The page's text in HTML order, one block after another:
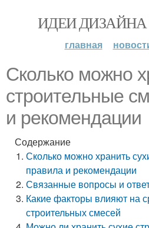
ИДЕИ ДИЗАЙНА
главная
Сколько можно
строительные
и рекомендации
Содержание
Сколько можно хранить
правила и рекомендации
Связанные вопросы и
Какие факторы влияют на
строительных смесей